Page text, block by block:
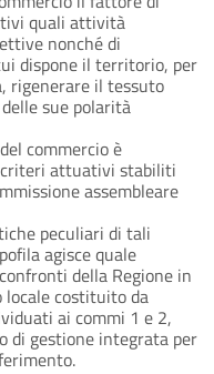
quali attività
nonché di
dispone il territorio, per
rigenerare il tessuto
sue polarità
commercio è
criteri attuativi stabiliti
assembleare
peculiari di tali
agisce quale
della Regione in
costituito da
ai commi 1 e 2,
di gestione integrata per